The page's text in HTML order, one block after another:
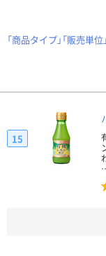
「商品タイプ」「販売単位」
15